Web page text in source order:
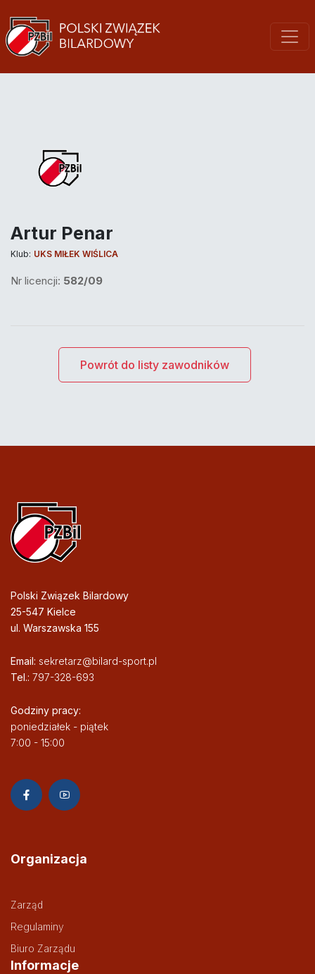
Artur Penar
Klub: UKS MIŁEK WIŚLICA
Nr licencji: 582/09
Powrót do listy zawodników
Polski Związek Bilardowy
25-547 Kielce
ul. Warszawska 155
Email: sekretarz@bilard-sport.pl
Tel.: 797-328-693
Godziny pracy:
poniedziałek - piątek
7:00 - 15:00
Organizacja
Zarząd
Regulaminy
Biuro Zarządu
Informacje